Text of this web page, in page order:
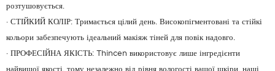
розтушовується.
· СТІЙКИЙ КОЛІР: Тримається цілий день. Високопігментовані та стійкі
кольори забезпечують ідеальний макіяж тіней для повік надовго.
· ПРОФЕСІЙНА ЯКІСТЬ: Thincen використовує лише інгредієнти
найвищої якості, тому незалежно від рівня вологості вашої шкіри, наші